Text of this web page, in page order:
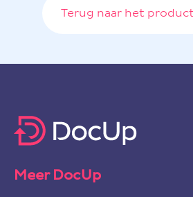
Terug naar het
Meer DocUp